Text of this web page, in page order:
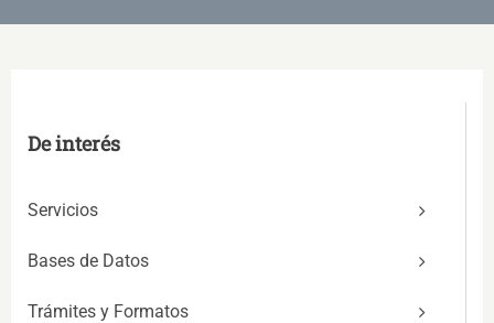
De interés
Servicios
Bases de Datos
Trámites y Formatos